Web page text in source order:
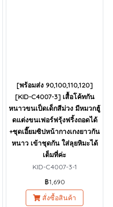
[พร้อมส่ง 90,100,110,120]
[KID-C4007-3] เสื้อโค้ทกัน
หนาวขนเป็ดเด็กสีม่วง มีหมวกฮู้
ดแต่งขนเฟอร์ฟรุ้งฟริ้งถอดได้
+ชุดเอี๊ยมซิปหน้ากางเกงยาวกัน
หนาว เข้าชุดกัน ใส่ลุยหิมะได้
เต็มที่ค่ะ
KID-C4007-3-1
฿1,690
สั่งซื้อสินค้า